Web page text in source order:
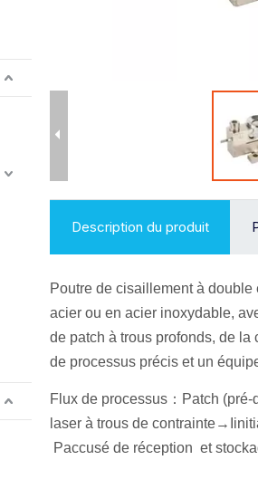
Description du produit
Poutre de cisaillement à
acier ou en acier inoxydable,
de patch à trous profonds, de
de processus précis et un
Flux de processus ： Patch
laser à trous de contrainte→
Paccusé de réception et